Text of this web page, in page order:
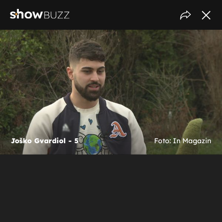
Joško Gvardiol - 5 Foto: In Magazin